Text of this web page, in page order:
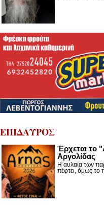
ΕΠΙΔΑΥΡΟΣ
Έρχεται το
Αργολίδας
Η αυλαία των
πέφτει, όμως το